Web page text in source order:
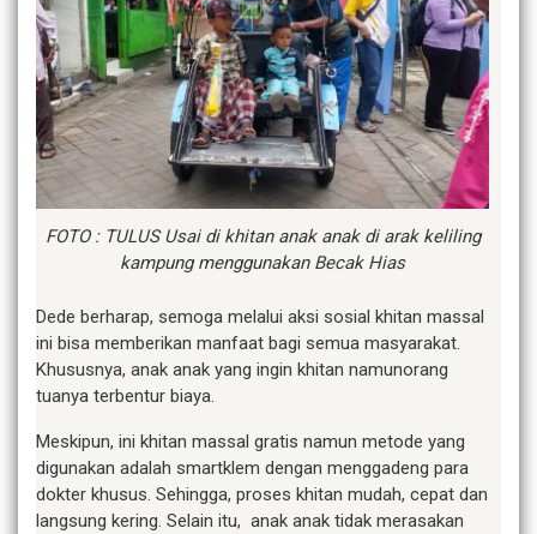
FOTO : TULUS Usai di khitan anak anak di arak keliling
kampung menggunakan Becak Hias
Dede berharap, semoga melalui aksi sosial khitan massal
ini bisa memberikan manfaat bagi semua masyarakat.
Khususnya, anak anak yang ingin khitan namunorang
tuanya terbentur biaya.
Meskipun, ini khitan massal gratis namun metode yang
digunakan adalah smartklem dengan menggadeng para
dokter khusus. Sehingga, proses khitan mudah, cepat dan
langsung kering. Selain itu, anak anak tidak merasakan